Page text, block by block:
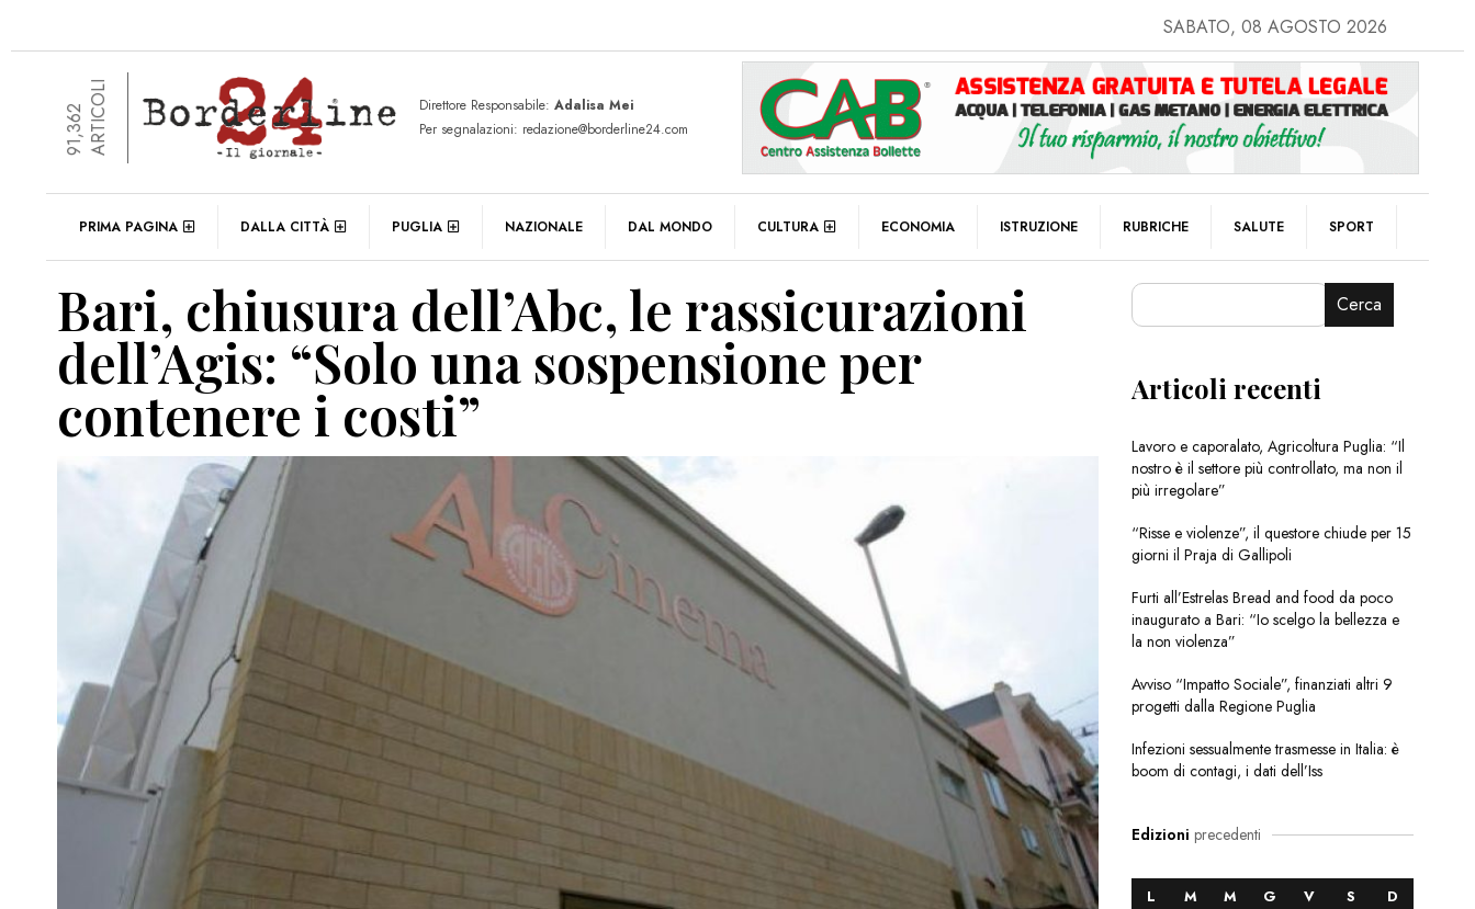
SABATO, 08 AGOSTO 2026
91,362ARTICOLI Direttore Responsabile: Adalisa Mei
Per segnalazioni: redazione@borderline24.com
PRIMA PAGINA DALLA CITTÀ PUGLIA NAZIONALE DAL MONDO CULTURA ECONOMIA ISTRUZIONE RUBRICHE SALUTE SPORT
Bari, chiusura dell’Abc, le rassicurazioni
dell’Agis: “Solo una sospensione per
contenere i costi”
Cerca
Articoli recenti
Lavoro e caporalato, Agricoltura Puglia: “Il
nostro è il settore più controllato, ma non il
più irregolare”
“Risse e violenze”, il questore chiude per 15
giorni il Praja di Gallipoli
Furti all’Estrelas Bread and food da poco
inaugurato a Bari: “Io scelgo la bellezza e
la non violenza”
Avviso “Impatto Sociale”, finanziati altri 9
progetti dalla Regione Puglia
Infezioni sessualmente trasmesse in Italia: è
boom di contagi, i dati dell’Iss
Edizioni precedenti
L M M G V S
D